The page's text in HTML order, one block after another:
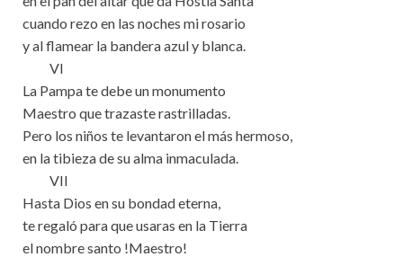
cuando rezo en las noches mi rosario
y al flamear la bandera azul y blanca.
VI
La Pampa te debe un monumento
Maestro que trazaste rastrilladas.
Pero los niños te levantaron el más hermoso,
en la tibieza de su alma inmaculada.
VII
Hasta Dios en su bondad eterna,
te regaló para que usaras en la Tierra
el nombre santo !Maestro!